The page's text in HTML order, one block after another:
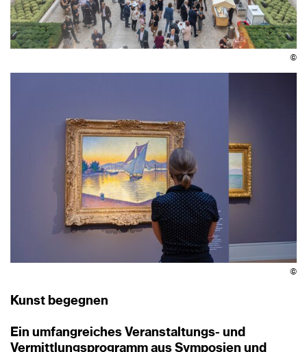
©
©
Kunst begegnen
Ein umfangreiches Veranstaltungs- und
Vermittlungsprogramm aus Symposien und